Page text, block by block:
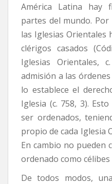
América Latina hay
partes del mundo.
las Iglesias Orientales
clérigos casados
Iglesias Orientales,
admisión a las
lo establece el
Iglesia (c. 758, 3).
ser ordenados,
propio de cada Iglesia
En cambio no pueden
ordenado como célibes
De todos modos,